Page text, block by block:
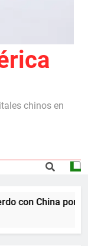
chinos en
con China por